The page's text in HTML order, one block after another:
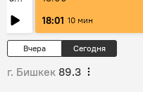
18:01 10 мин
Вчера Сегодня
г. Бишкек 89.3